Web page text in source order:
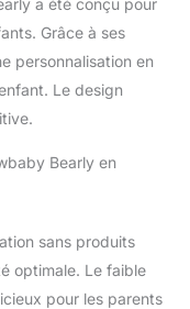
Grâce à ses
personnalisation en
Le design
Bearly en
sans produits
optimale. Le faible
pour les parents